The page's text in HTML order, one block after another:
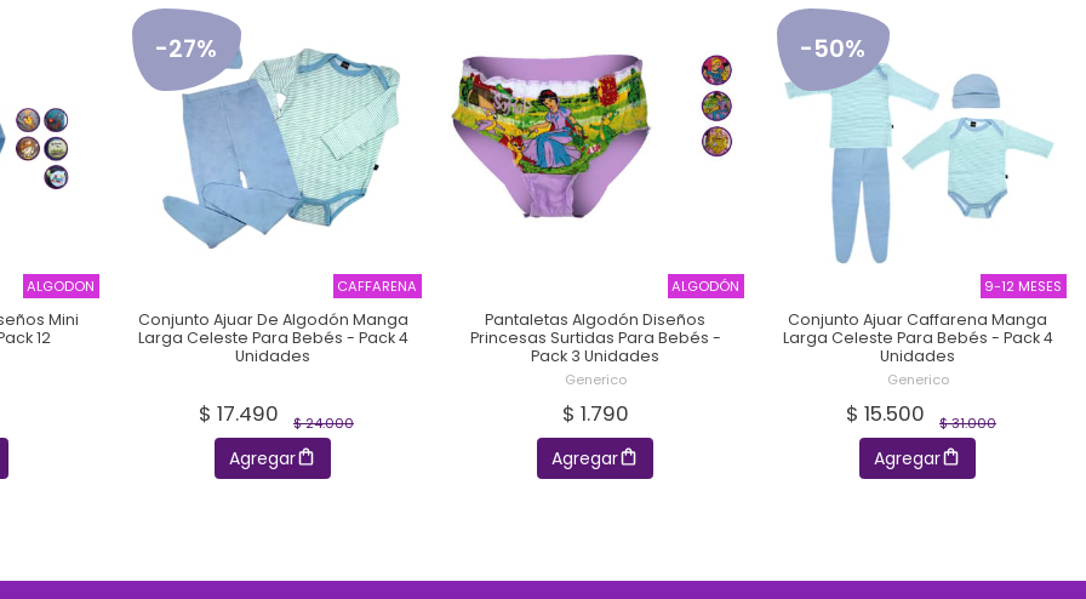
ALGODON
Mini
12
-27%
CAFFARENA
Conjunto Ajuar De Algodón Manga
Larga Celeste Para Bebés - Pack 4
Unidades
$ 24.000
$ 17.490
Agregar
ALGODÓN
Pantaletas Algodón Diseños
Princesas Surtidas Para Bebés -
Pack 3 Unidades
Generico
$ 1.790
Agregar
-50%
9-12 MESES
Conjunto Ajuar Caffarena Manga
Larga Celeste Para Bebés - Pack 4
Unidades
Generico
$ 31.000
$ 15.500
Agregar